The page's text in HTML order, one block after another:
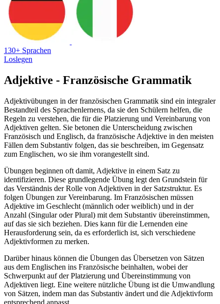
130+ Sprachen
Loslegen
Adjektive - Französische Grammatik
Adjektivübungen in der französischen Grammatik sind ein integraler
Bestandteil des Sprachenlernens, da sie den Schülern helfen, die
Regeln zu verstehen, die für die Platzierung und Vereinbarung von
Adjektiven gelten. Sie betonen die Unterscheidung zwischen
Französisch und Englisch, da französische Adjektive in den meisten
Fällen dem Substantiv folgen, das sie beschreiben, im Gegensatz
zum Englischen, wo sie ihm vorangestellt sind.
Übungen beginnen oft damit, Adjektive in einem Satz zu
identifizieren. Diese grundlegende Übung legt den Grundstein für
das Verständnis der Rolle von Adjektiven in der Satzstruktur. Es
folgen Übungen zur Vereinbarung. Im Französischen müssen
Adjektive im Geschlecht (männlich oder weiblich) und in der
Anzahl (Singular oder Plural) mit dem Substantiv übereinstimmen,
auf das sie sich beziehen. Dies kann für die Lernenden eine
Herausforderung sein, da es erforderlich ist, sich verschiedene
Adjektivformen zu merken.
Darüber hinaus können die Übungen das Übersetzen von Sätzen
aus dem Englischen ins Französische beinhalten, wobei der
Schwerpunkt auf der Platzierung und Übereinstimmung von
Adjektiven liegt. Eine weitere nützliche Übung ist die Umwandlung
von Sätzen, indem man das Substantiv ändert und die Adjektivform
entsprechend anpasst.